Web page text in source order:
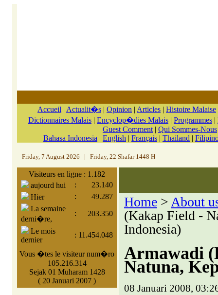
Accueil | Actualit�s | Opinion | Articles | Histoire Malaise
Dictionnaires Malais | Encyclop�dies Malais | Programmes |
Guest Comment | Qui Sommes-Nous
Bahasa Indonesia | English | Français | Thailand |
Friday, 7 August 2026 Friday, 22 Shafar 1448 H
Visiteurs en ligne : 1.182
aujourd hui
:
23.140
Hier
:
49.287
La semaine
derni�re,
: 203.350
Le mois
dernier
: 11.454.048
Vous �tes le visiteur num�ro
105.216.314
Sejak 01 Muharam 1428
( 20 Januari 2007 )
Home > About
(Kakap Field -
Indonesia)
Armawadi
Natuna,
08 Januari 2008,